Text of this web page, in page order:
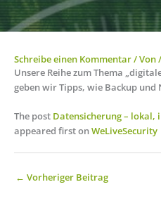
Schreibe einen Kommentar/ Von/
Unsere Reihe zum Thema
geben wir Tipps, wie Backup
The post Datensicherung – lokal,
appeared first onWeLiveSecurity
← Vorheriger Beitrag